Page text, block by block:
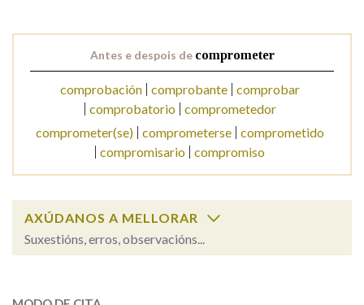
Antes e despois de comprometer
comprobación comprobante comprobar
comprobatorio
comprometedor
comprometer(se) comprometerse comprometido
compromisario compromiso
AXÚDANOS A MELLORAR
Suxestións, erros, observacións...